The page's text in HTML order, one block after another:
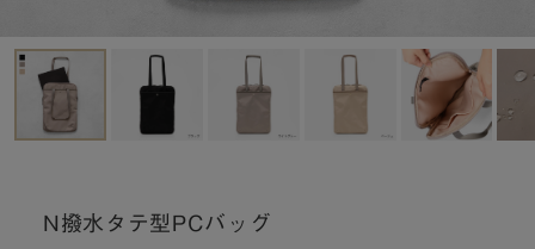
N撥水タテ型PCバッグ